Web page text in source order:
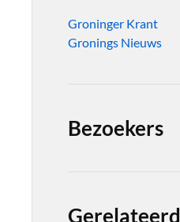
Groninger Krant
Gronings Nieuws
Bezoekers
Gerelateerd